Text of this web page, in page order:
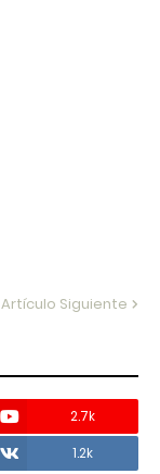
Artículo Siguiente
2.7k
1.2k